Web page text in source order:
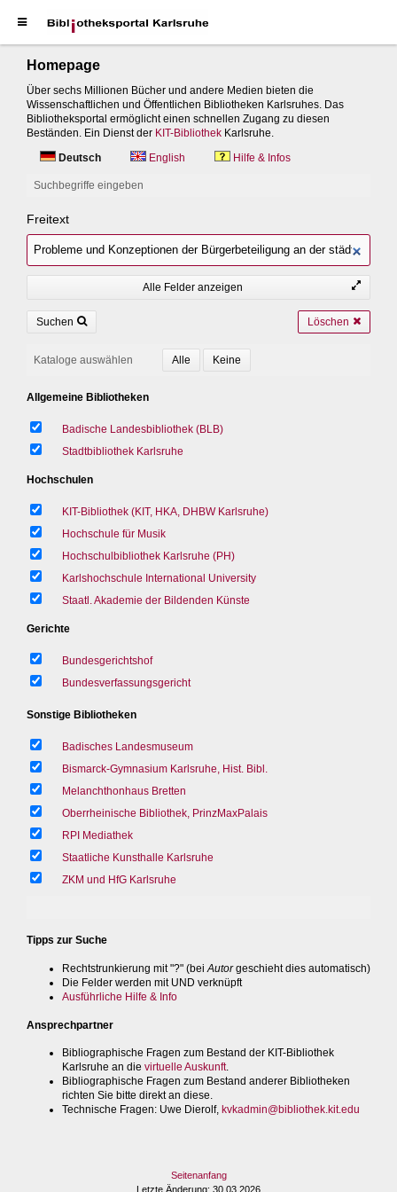
Homepage
Über sechs Millionen Bücher und andere Medien bieten die
Wissenschaftlichen und Öffentlichen Bibliotheken Karlsruhes. Das
Bibliotheksportal ermöglicht einen schnellen Zugang zu diesen
Beständen. Ein Dienst der KIT-Bibliothek Karlsruhe.
Deutsch
English Hilfe & Infos
Suchbegriffe eingeben
Freitext
Alle Felder anzeigen
Suchen Löschen
Kataloge auswählen
Allgemeine Bibliotheken
Badische Landesbibliothek (BLB)
Stadtbibliothek Karlsruhe
Hochschulen
KIT-Bibliothek (KIT, HKA, DHBW Karlsruhe)
Hochschule für Musik
Hochschulbibliothek Karlsruhe (PH)
Karlshochschule International University
Staatl. Akademie der Bildenden Künste
Gerichte
Bundesgerichtshof
Bundesverfassungsgericht
Sonstige Bibliotheken
Badisches Landesmuseum
Bismarck-Gymnasium Karlsruhe, Hist. Bibl.
Melanchthonhaus Bretten
Oberrheinische Bibliothek, PrinzMaxPalais
RPI Mediathek
Staatliche Kunsthalle Karlsruhe
ZKM und HfG Karlsruhe
Tipps zur Suche
Rechtstrunkierung mit "?" (bei Autorgeschieht dies automatisch)
Die Felder werden mit UND verknüpft
Ausführliche Hilfe & Info
Ansprechpartner
Bibliographische Fragen zum Bestand der KIT-Bibliothek
Karlsruhe an die virtuelle Auskunft.
Bibliographische Fragen zum Bestand anderer Bibliotheken
richten Sie bitte direkt an diese.
Technische Fragen: Uwe Dierolf, kvkadmin@bibliothek.kit.edu
Seitenanfang
Letzte Änderung: 30.03.2026